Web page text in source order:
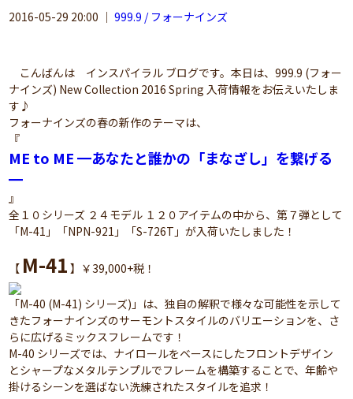
2016-05-29 20:00 ｜999.9 / フォーナインズ
こんばんは インスパイラル ブログです。本日は、999.9 (フォー
ナインズ) New Collection 2016 Spring 入荷情報をお伝えいたしま
す♪
フォーナインズの春の新作のテーマは、
『
ME to ME ━あなたと誰かの「まなざし」を繋げる
━
』
全１０シリーズ ２４モデル １２０アイテムの中から、第７弾として
「M-41」「NPN-921」「S-726T」が入荷いたしました！
【 M-41 】￥39,000+税！
「M-40 (M-41) シリーズ)」は、独自の解釈で様々な可能性を示して
きたフォーナインズのサーモントスタイルのバリエーションを、さ
らに広げるミックスフレームです！
M-40 シリーズでは、ナイロールをベースにしたフロントデザイン
とシャープなメタルテンプルでフレームを構築することで、年齢や
掛けるシーンを選ばない洗練されたスタイルを追求！